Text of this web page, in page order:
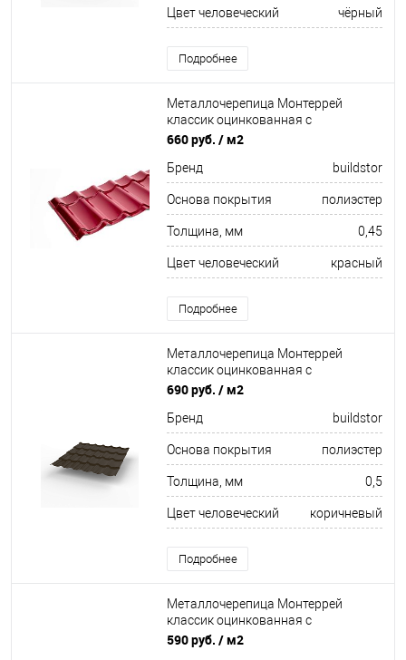
Цвет человеческий чёрный
Подробнее
Металлочерепица Монтеррей
классик оцинкованная с
полимерным покрытием
660 руб. / м2
Бренд buildstor
Основа покрытия полиэстер
Толщина, мм 0,45
Цвет человеческий красный
Подробнее
Металлочерепица Монтеррей
классик оцинкованная с
полимерным покрытием
690 руб. / м2
Бренд buildstor
Основа покрытия полиэстер
Толщина, мм 0,5
Цвет человеческий коричневый
Подробнее
Металлочерепица Монтеррей
классик оцинкованная с
полимерным покрытием
590 руб. / м2